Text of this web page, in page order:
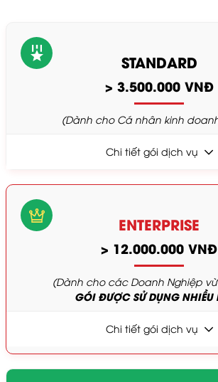
STANDARD
> 3.500.000 VNĐ
(Dành cho Cá nhân kinh
Chi tiết gói dịch vụ
ENTERPRISE
> 12.000.000 VNĐ
(Dành cho các Doanh Nghiệp
GÓI ĐƯỢC SỬ DỤNG NHIỀU
Chi tiết gói dịch vụ